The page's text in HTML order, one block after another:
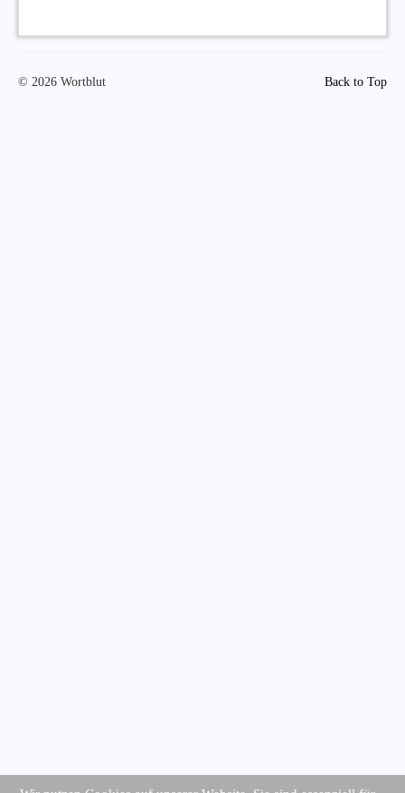
Back to Top
© 2026 Wortblut